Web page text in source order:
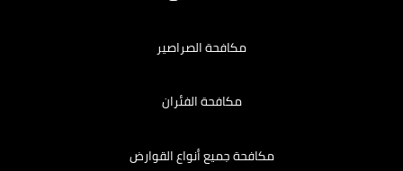
مكافحة الصراصير
مكافحة الفئران
مكافحة جميع أنواع القوارض